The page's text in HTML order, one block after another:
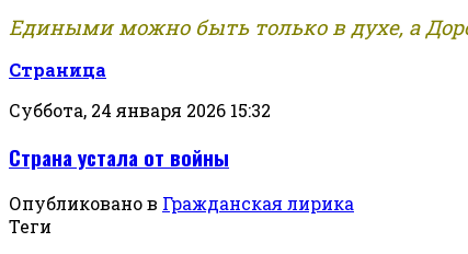
Едиными можно быть только в духе, а
Страница
Суббота, 24 января 2026 15:32
Страна устала от войны
Опубликовано в Гражданская лирика
Теги